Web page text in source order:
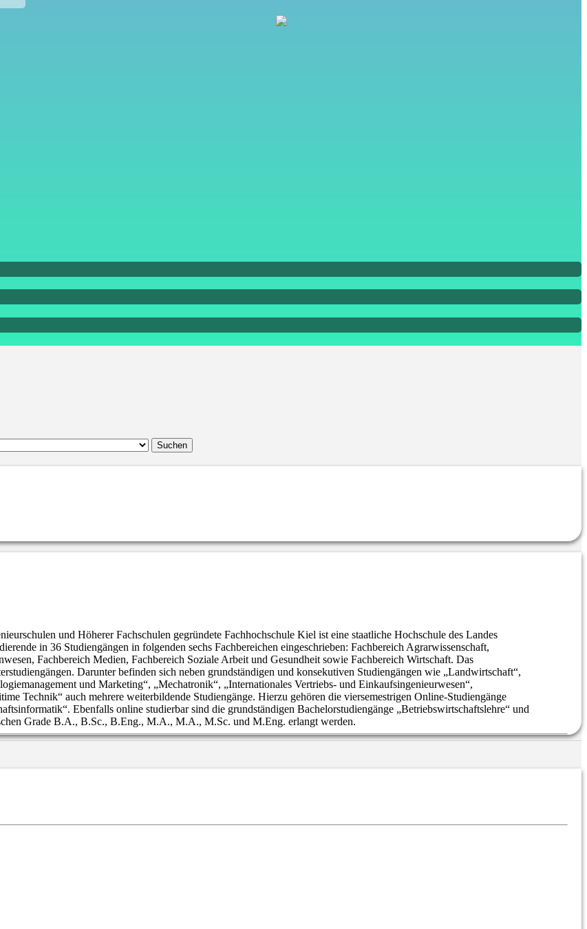
und Höherer Fachschulen gegründete Fachhochschule Kiel ist eine staatliche Hochschule des Landes
in 36 Studiengängen in folgenden sechs Fachbereichen eingeschrieben: Fachbereich Agrarwissenschaft,
Fachbereich Medien, Fachbereich Soziale Arbeit und Gesundheit sowie Fachbereich Wirtschaft. Das
Darunter befinden sich neben grundständigen und konsekutiven Studiengängen wie „Landwirtschaft“,
und Marketing“, „Mechatronik“, „Internationales Vertriebs- und Einkaufsingenieurwesen“,
Technik“ auch mehrere weiterbildende Studiengänge. Hierzu gehören die viersemestrigen Online-Studiengänge
Ebenfalls online studierbar sind die grundständigen Bachelorstudiengänge „Betriebswirtschaftslehre“ und
Grade B.A., B.Sc., B.Eng., M.A., M.A., M.Sc. und M.Eng. erlangt werden.